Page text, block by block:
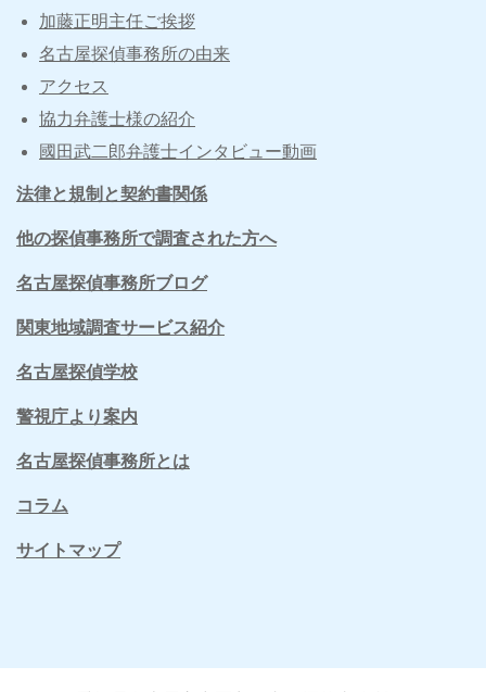
加藤正明主任ご挨拶
名古屋探偵事務所の由来
アクセス
協力弁護士様の紹介
國田武二郎弁護士インタビュー動画
法律と規制と契約書関係
他の探偵事務所で調査された方へ
名古屋探偵事務所ブログ
関東地域調査サービス紹介
名古屋探偵学校
警視庁より案内
名古屋探偵事務所とは
コラム
サイトマップ